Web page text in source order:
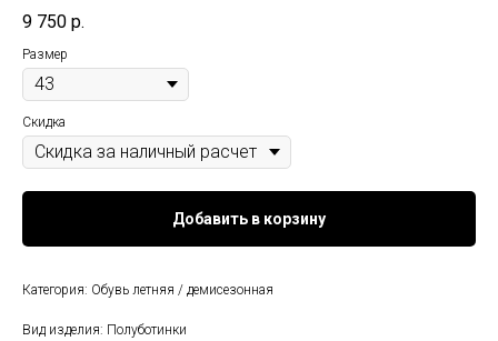
9 750 р.
Размер
Скидка
Добавить в корзину
Категория: Обувь летняя / демисезонная
Вид изделия: Полуботинки